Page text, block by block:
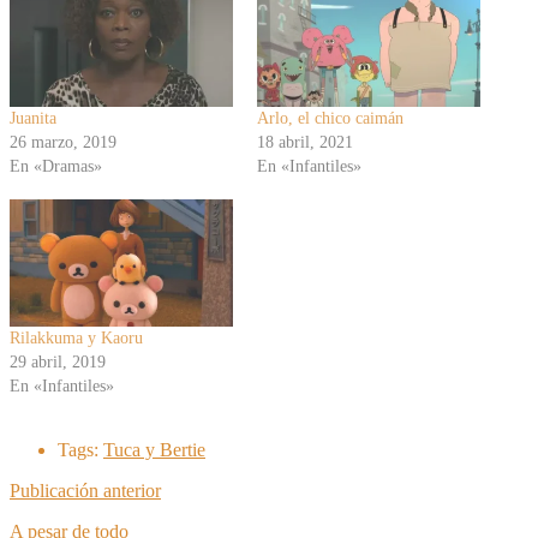
Juanita
26 marzo, 2019
En «Dramas»
Arlo, el chico caimán
18 abril, 2021
En «Infantiles»
Rilakkuma y Kaoru
29 abril, 2019
En «Infantiles»
Tags: Tuca y Bertie
Publicación anterior
A pesar de todo